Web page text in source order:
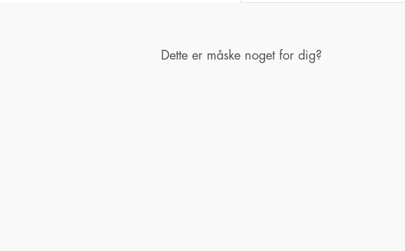
Dette er måske noget for dig?